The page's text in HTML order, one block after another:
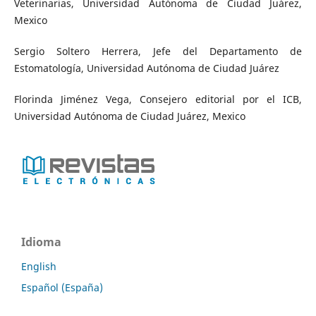
Veterinarias, Universidad Autónoma de Ciudad Juárez,
Mexico
Sergio Soltero Herrera, Jefe del Departamento de
Estomatología, Universidad Autónoma de Ciudad Juárez
Florinda Jiménez Vega, Consejero editorial por el ICB,
Universidad Autónoma de Ciudad Juárez, Mexico
Idioma
English
Español (España)